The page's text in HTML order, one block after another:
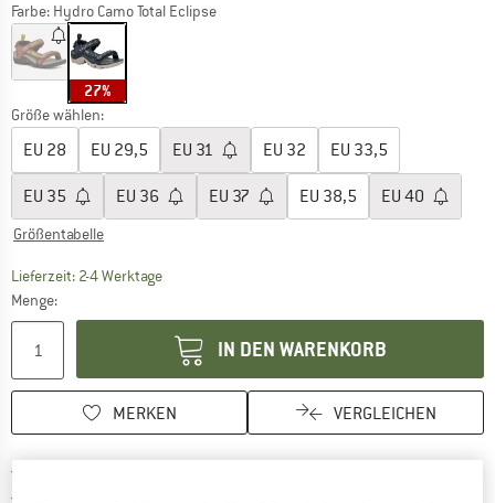
Farbe: Hydro Camo Total Eclipse
27%
Größe wählen:
EU 28 EU 29,5 EU 31 EU 32 EU 33,5
EU 35 EU 36 EU 37 EU 38,5 EU 40
Größentabelle
Lieferzeit: 2-4 WerktageDer Link öffnet sich in einer Infobox und
Menge:
IN DEN WARENKORB
MERKEN VERGLEICHEN